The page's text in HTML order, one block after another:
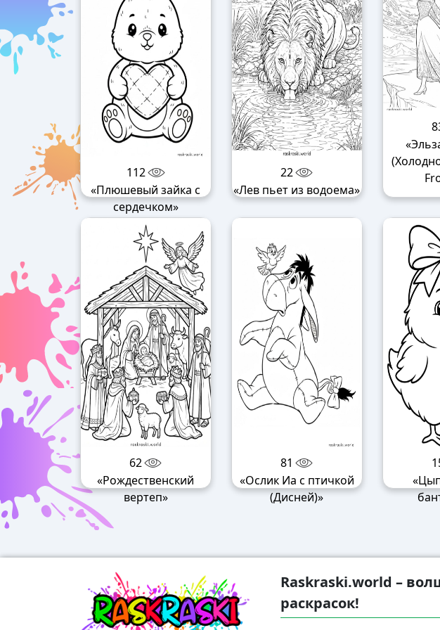
112
«Плюшевый зайка с
сердечком»
22
«Лев пьет из водоема»
62
«Рождественский
вертеп»
81
«Ослик Иа с птичкой
(Дисней)»
Raskraski.world –
раскрасок!